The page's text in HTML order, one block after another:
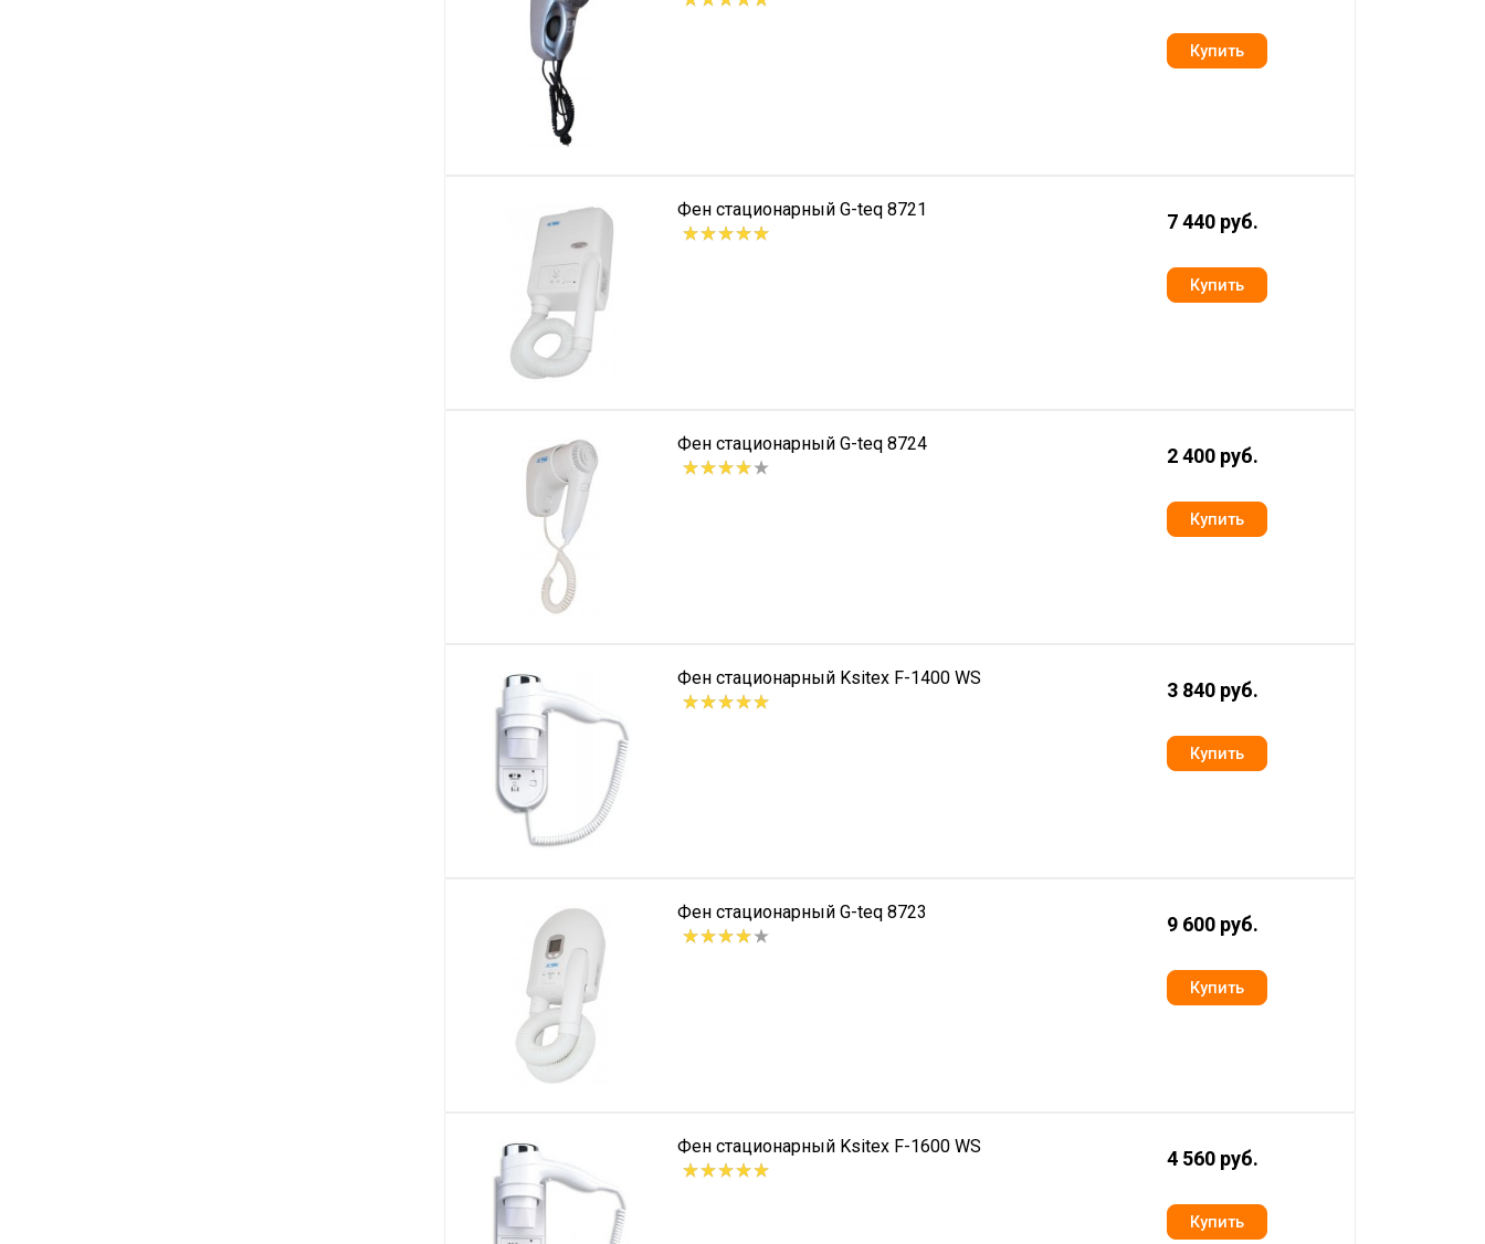
Фен стационарный G-teq 8721
7 440 руб.
Фен стационарный G-teq 8724
2 400 руб.
Фен стационарный Ksitex F-1400 WS
3 840 руб.
Фен стационарный G-teq 8723
9 600 руб.
Фен стационарный Ksitex F-1600 WS
4 560 руб.